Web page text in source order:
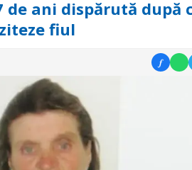
de ani dispărută după
fiul
f